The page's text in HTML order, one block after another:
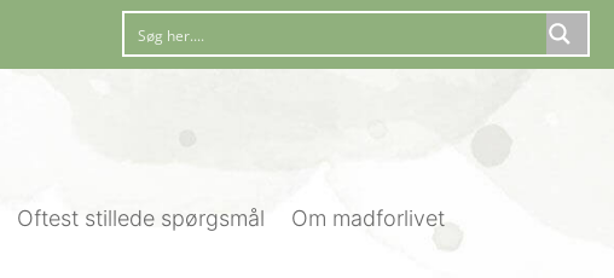
Oftest stillede spørgsmål Om madforlivet